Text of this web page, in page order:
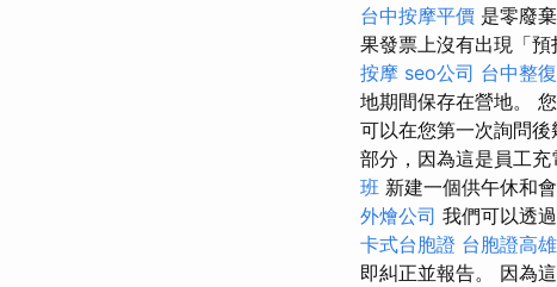
台中按摩平價 是零廢
果發票上沒有出現「
按摩 seo公司 台中整
地期間保存在營地。
可以在您第一次詢問後
部分，因為這是員工
班 新建一個供午休和
外燴公司 我們可以透
卡式台胞證 台胞證高雄
即糾正並報告。 因為